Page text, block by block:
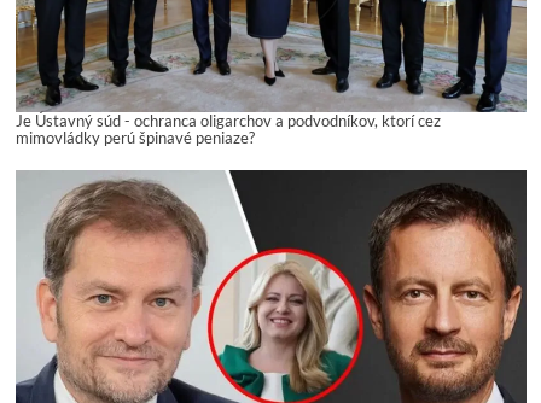
Je Ústavný súd - ochranca oligarchov a podvodníkov, ktorí cez
mimovládky perú špinavé peniaze?